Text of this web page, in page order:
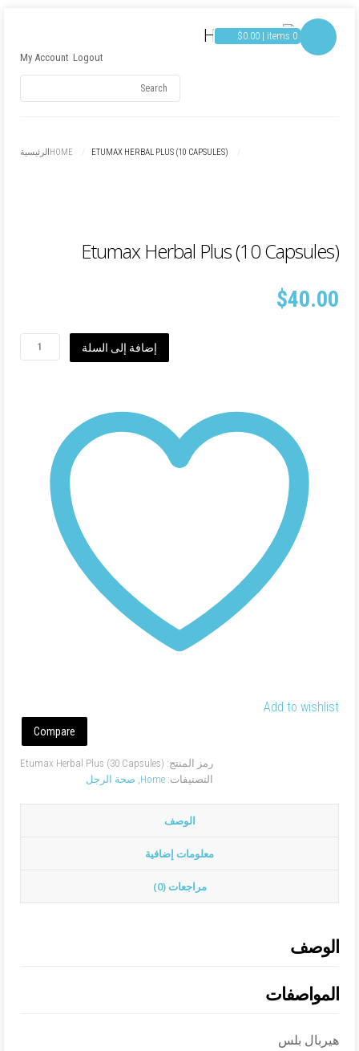
My Account Logout
items 0 |
$0.00
الرئيسيةHOME ETUMAX HERBAL PLUS (10 CAPSULES)
Etumax Herbal Plus (10 Capsules)
$40.00
Etumax
إضافة إلى السلة
Add to wishlist
Compare
رمز المنتج: Etumax Herbal Plus (30 Capsules)
التصنيفات: Home
, صحة الرجل
الوصف
معلومات إضافية
مراجعات (0)
الوصف
المواصفات
هيربال بلس
Username